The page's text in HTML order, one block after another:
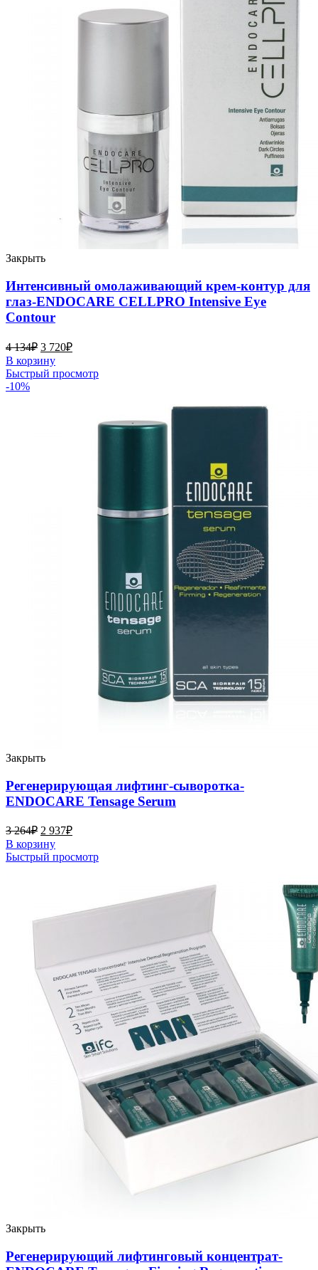
Закрыть
Интенсивный омолаживающий крем-контур для
глаз-ENDOCARE CELLPRO Intensive Eye
Contour
4 134₽ 3 720₽
В корзину
Быстрый просмотр
-10%
Закрыть
Регенерирующая лифтинг-сыворотка-
ENDOCARE Tensage Serum
3 264₽ 2 937₽
В корзину
Быстрый просмотр
Закрыть
Регенерирующий лифтинговый концентрат-